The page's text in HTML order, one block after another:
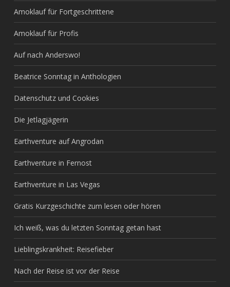
Amoklauf für Fortgeschrittene
Amoklauf für Profis
Auf nach Anderswo!
Beatrice Sonntag in Anthologien
Datenschutz und Cookies
Die Jetlagjägerin
Earthventure auf Angrodan
Earthventure in Fernost
Earthventure in Las Vegas
Gratis Kurzgeschichte zum lesen oder hören
Ich weiß, was du letzten Sonntag getan hast
Lieblingskrankheit: Reisefieber
Nach der Reise ist vor der Reise